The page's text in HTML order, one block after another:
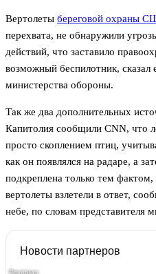
Вертолеты береговой охраны
перехвата, не обнаружили
действий, что заставило
возможный беспилотник, сказал
министерства обороны.
Так же два дополнительных
Капитолия сообщили CNN, что
просто скоплением птиц,
как он появлялся на радаре, а
подкреплена только тем
вертолеты взлетели в ответ,
небе, по словам представителя
Новости партнеров